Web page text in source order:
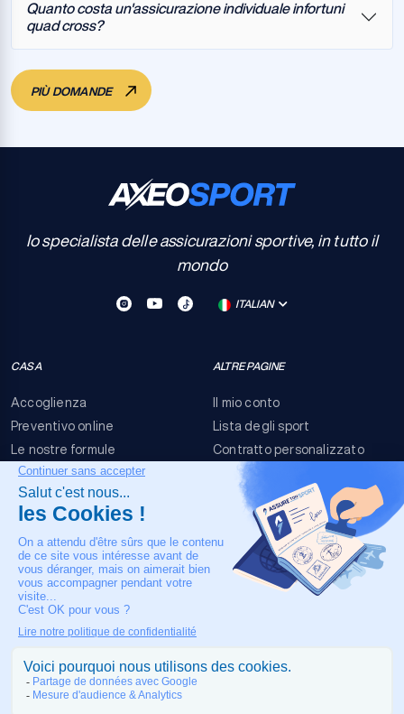
Quanto costa un'assicurazione individuale infortuni
quad cross?
PIÙ DOMANDE
Io specialista delle assicurazioni sportive, in tutto il
mondo
ITALIAN
CASA
Accoglienza
Preventivo online
Le nostre formule
FAQ
Contatti
ALTRE PAGINE
Il mio conto
Lista degli sport
Contratto personalizzato
Termini e condizioni
Rischi dell'evento
Nota legale
IL NOSTRO CONTATTO
+33 4 90 63 34 07
Assistenza medica 24/7